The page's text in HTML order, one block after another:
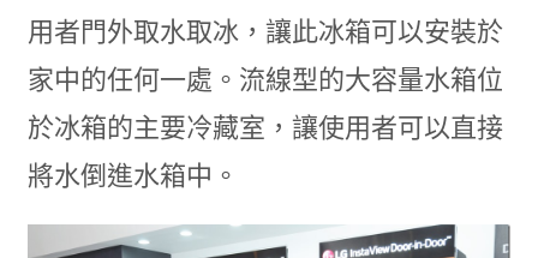
用者門外取水取冰，讓此冰箱可以安裝於
家中的任何一處。流線型的大容量水箱位
於冰箱的主要冷藏室，讓使用者可以直接
將水倒進水箱中。